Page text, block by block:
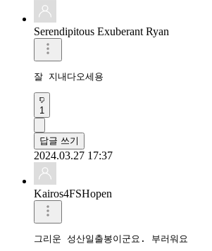
Serendipitous Exuberant Ryan
잘 지내다오세용
1
답글 쓰기
2024.03.27 17:37
Kairos4FSHopen
그리운 성산일출봉이군요. 부러워요